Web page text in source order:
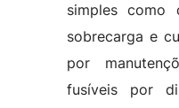
simples como
sobrecarga e
por
fusíveis por